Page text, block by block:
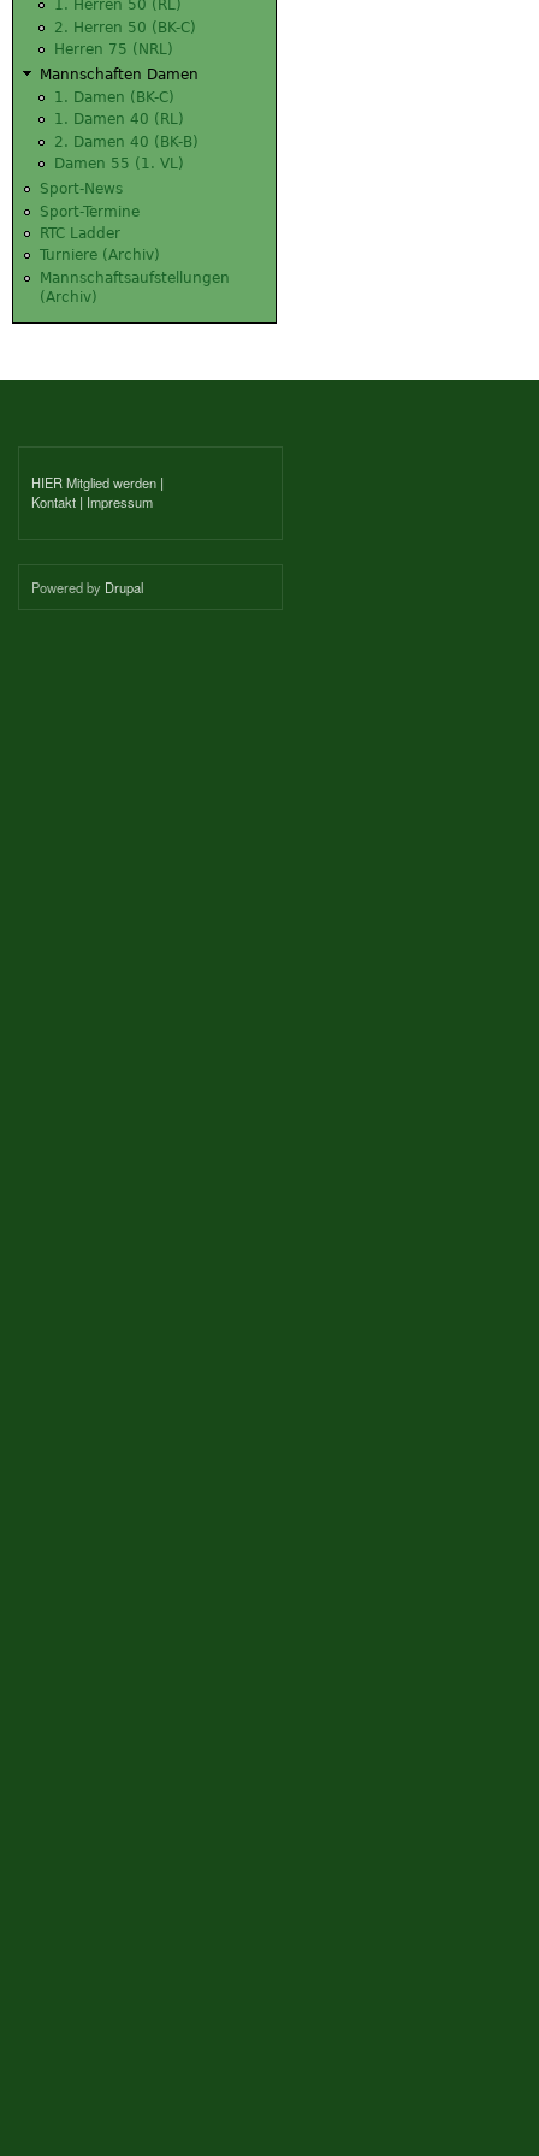
1. Herren 50 (RL)
2. Herren 50 (BK-C)
Herren 75 (NRL)
Mannschaften Damen
1. Damen (BK-C)
1. Damen 40 (RL)
2. Damen 40 (BK-B)
Damen 55 (1. VL)
Sport-News
Sport-Termine
RTC Ladder
Turniere (Archiv)
Mannschaftsaufstellungen
(Archiv)
HIER Mitglied werden |
Kontakt | Impressum
Powered by Drupal